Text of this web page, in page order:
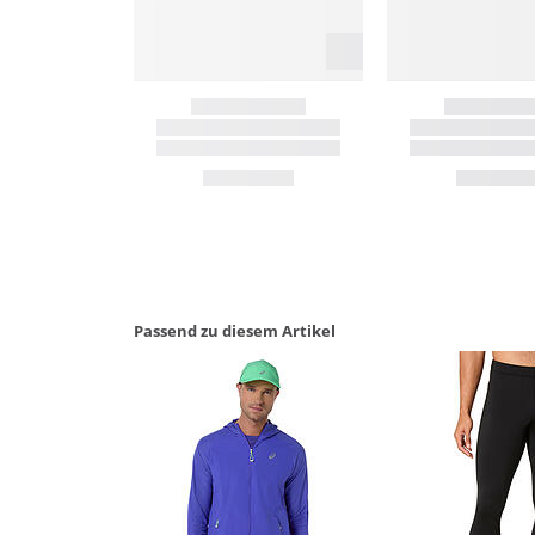
Passend zu diesem Artikel